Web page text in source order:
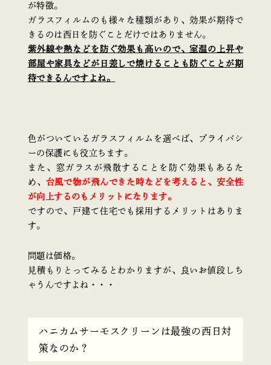
が特徴。
ガラスフィルムのも様々な種類があり、効果が期待で
きるのは西日を防ぐことだけではありません。
紫外線や熱などを防ぐ効果も高いので、室温の上昇や
部屋や家具などが日差しで焼けることも防ぐことが期
待できるんですよね。
色がついているガラスフィルムを選べば、プライバシ
ーの保護にも役立ちます。
また、窓ガラスが飛散することを防ぐ効果もあるた
め、 台風で物が飛んできた時などを考えると、安全性
が向上するのもメリットになります。
ですので、戸建て住宅でも採用するメリットはありま
す。
問題は価格。
見積もりとってみるとわかりますが、良いお値段しち
ゃうんですよね・・・
ハニカムサーモスクリーンは最強の西日対
策なのか？